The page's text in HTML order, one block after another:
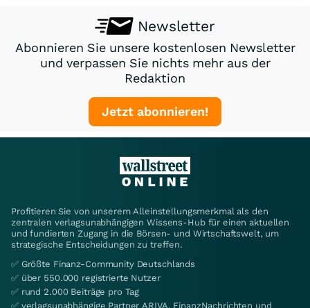
Newsletter
Abonnieren Sie unsere kostenlosen Newsletter
und verpassen Sie nichts mehr aus der
Redaktion
Jetzt abonnieren!
Profitieren Sie von unserem Alleinstellungsmerkmal als den
zentralen verlagsunabhängigen Wissens-Hub für einen aktuellen
und fundierten Zugang in die Börsen- und Wirtschaftswelt, um
strategische Entscheidungen zu treffen.
✅ Größte Finanz-Community Deutschlands
✅ über 550.000 registrierte Nutzer
✅ rund 2.000 Beiträge pro Tag
✅ verlagsunabhängige Partner ARIVA, FinanzNachrichten und